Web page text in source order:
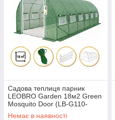
Садова теплиця парник
LEOBRO Garden 18м2 Green
Mosquito Door (LB-G110-
GRN)
Немає в наявності